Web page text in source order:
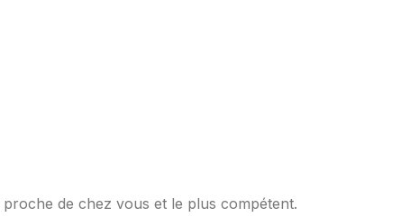
de chez vous et le plus compétent.